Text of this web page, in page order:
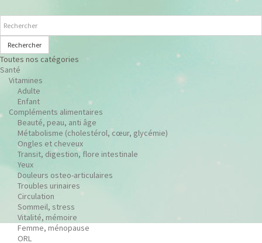
Rechercher
Toutes nos catégories
Santé
Vitamines
Adulte
Enfant
Compléments alimentaires
Beauté, peau, anti âge
Métabolisme (cholestérol, cœur, glycémie)
Ongles et cheveux
Transit, digestion, flore intestinale
Yeux
Douleurs osteo-articulaires
Troubles urinaires
Circulation
Sommeil, stress
Vitalité, mémoire
Femme, ménopause
ORL